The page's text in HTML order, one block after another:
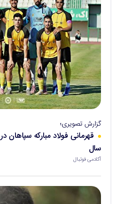
گزارش تصویری؛
سال
آکادمی فوتبال